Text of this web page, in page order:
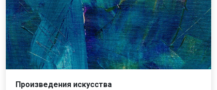
Произведения искусства